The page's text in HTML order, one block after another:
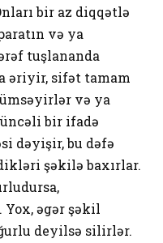
bir az diqqətlə
və ya
tuşlananda
əriyir, sifət tamam
və ya
bir ifadə
dəyişir, bu dəfə
şəkilə baxırlar.
əgər şəkil
deyilsə silirlər.